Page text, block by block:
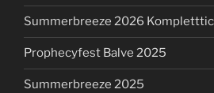
Summerbreeze 2026
Prophecyfest Balve 2025
Summerbreeze 2025